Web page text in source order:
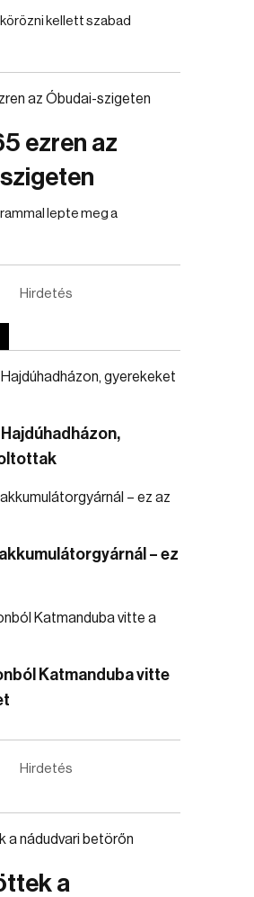
kellett szabad
ezren az
lepte meg a
Hirdetés
– ez
Katmanduba vitte
Hirdetés
a